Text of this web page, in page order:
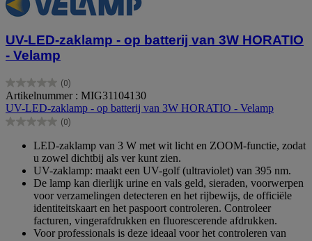
UV-LED-zaklamp - op batterij van 3W HORATIO
- Velamp
(0)
0.0
van
de
5
Artikelnummer : MIG31104130
UV-LED-zaklamp - op batterij van 3W HORATIO - Velamp
(0)
0.0
sterren.
LED-zaklamp van 3 W met wit licht en ZOOM-functie, zodat
u zowel dichtbij als ver kunt zien.
UV-zaklamp: maakt een UV-golf (ultraviolet) van 395 nm.
De lamp kan dierlijk urine en vals geld, sieraden, voorwerpen
voor verzamelingen detecteren en het rijbewijs, de officiële
identiteitskaart en het paspoort controleren. Controleer
facturen, vingerafdrukken en fluorescerende afdrukken.
Voor professionals is deze ideaal voor het controleren van